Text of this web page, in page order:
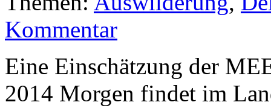
Kommentar
Eine Einschätzung der
2014 Morgen findet im